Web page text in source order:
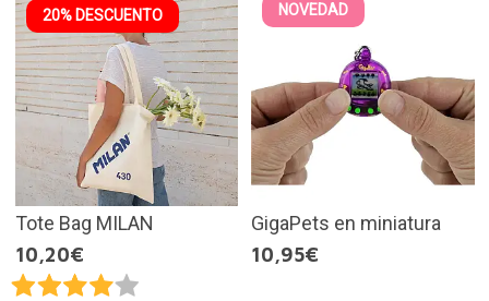
20% DESCUENTO
Tote Bag MILAN
10,20€
NOVEDAD
GigaPets en miniatura
10,95€